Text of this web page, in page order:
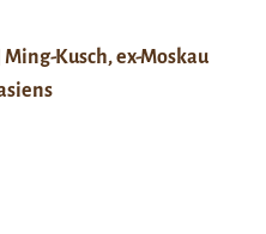
Ming-Kusch, ex-Moskau